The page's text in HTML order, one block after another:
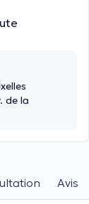
de la
Avis